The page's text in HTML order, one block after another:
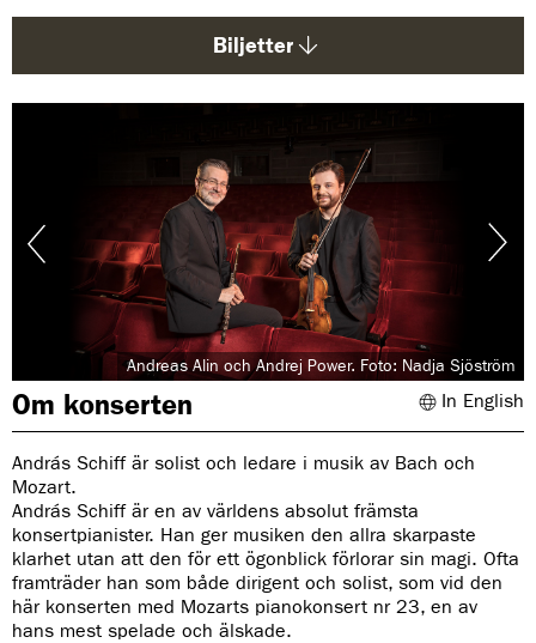
d
Biljetter
Andreas Alin och Andrej Power. Foto: Nadja Sjöström
Om konserten In English
András Schiff är solist och ledare i musik av Bach och
Mozart.
András Schiff är en av världens absolut främsta
konsertpianister. Han ger musiken den allra skarpaste
klarhet utan att den för ett ögonblick förlorar sin magi. Ofta
framträder han som både dirigent och solist, som vid den
här konserten med Mozarts pianokonsert nr 23, en av
hans mest spelade och älskade.